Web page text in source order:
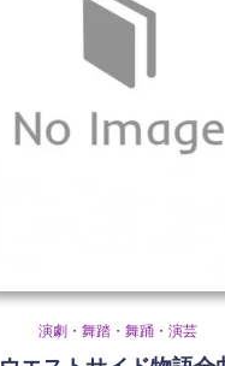
演劇・舞踏・舞踊・演芸